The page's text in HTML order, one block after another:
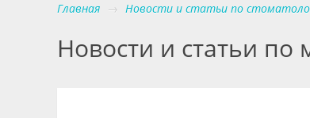
Главная → Новости и статьи по
Новости и статьи по